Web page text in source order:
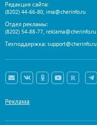
Редакция сайта:
(8202) 44-66-80, ima@cherinfo.ru
Отдел рекламы:
(8202) 54-88-77, reklama@cherinfo.ru
Техподдержка: support@cherinfo.ru
Реклама